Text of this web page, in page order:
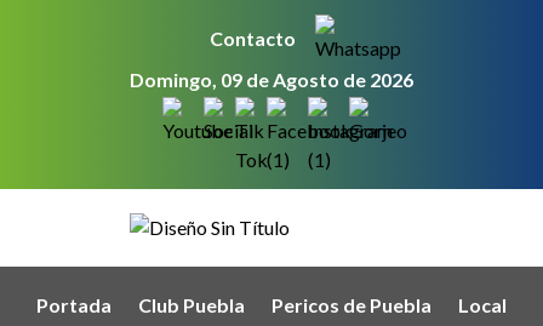
Contacto
Domingo, 09 de Agosto de 2026
Portada Club Puebla Pericos de Puebla
Local